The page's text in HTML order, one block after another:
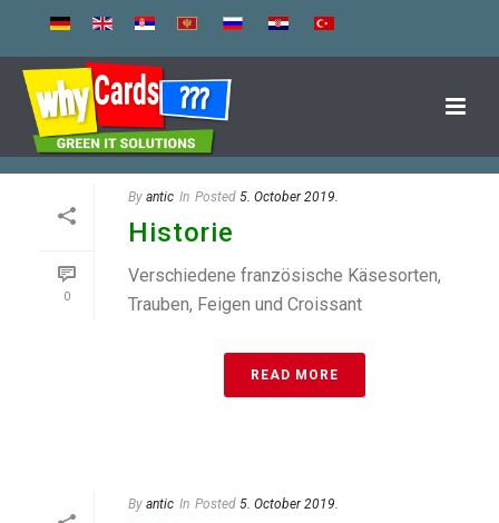
0
By antic In Posted 5. October 2019.
Historie
Verschiedene französische Käsesorten,
Trauben, Feigen und Croissant
READ MORE
By antic In Posted 5. October 2019.